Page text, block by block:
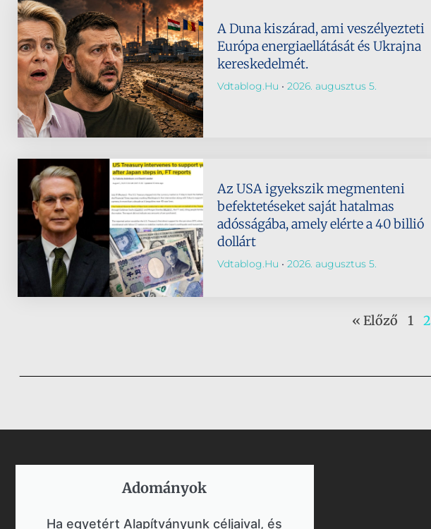
A Duna kiszárad, ami veszélyezteti
Európa energiaellátását és Ukrajna
kereskedelmét.
Vdtablog.hu 2026. augusztus 5.
Az USA igyekszik megmenteni
befektetéseket saját hatalmas
adósságába, amely elérte a 40 billió
dollárt
Vdtablog.hu 2026. augusztus 5.
« Előző 1 2
Adományok​
Ha egyetért Alapítványunk céljaival, és